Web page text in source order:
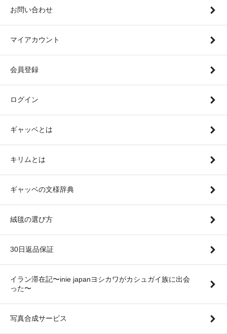
お問い合わせ
マイアカウント
会員登録
ログイン
ギャッベとは
キリムとは
ギャッベの文様辞典
絨毯の選び方
30日返品保証
イラン滞在記〜inie japanヨシカワがカシュガイ族に出会
った〜
写真合成サービス